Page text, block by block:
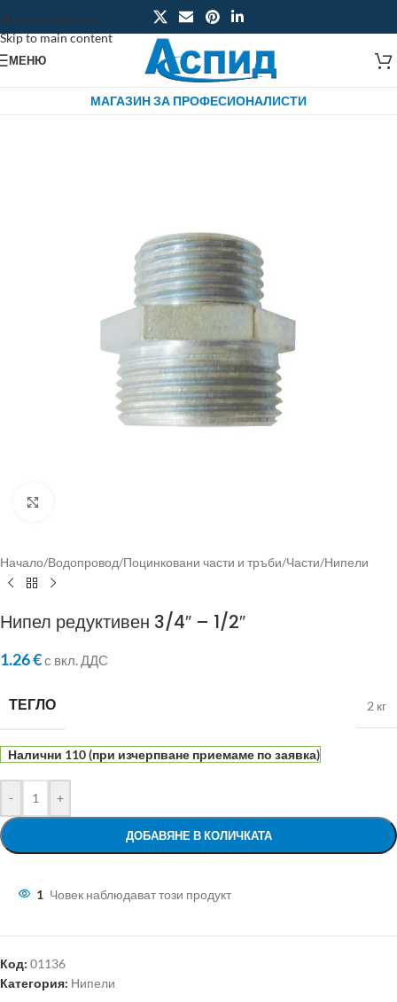
Skip to navigation
Skip to main content
МЕНЮ
МАГАЗИН ЗА ПРОФЕСИОНАЛИСТИ
Начало/Водопровод/Поцинковани части и тръби/Части/Нипели
Нипел редуктивен 3/4″ – 1/2″
1.26€с вкл. ДДС
ТЕГЛО 2 кг
Налични 110 (при изчерпване приемаме по заявка)
- +
ДОБАВЯНЕ В КОЛИЧКАТА
1 Човек наблюдават този продукт
Код: 01136
Категория: Нипели